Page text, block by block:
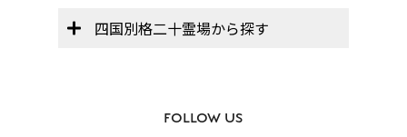
四国別格二十霊場から探す
FOLLOW US